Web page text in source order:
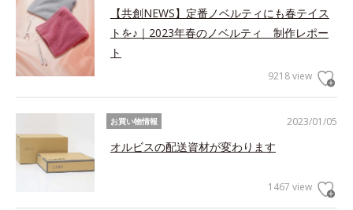
【共創NEWS】定番ノベルティにも春テイス
トを♪｜2023年春のノベルティ 制作レポー
ト
9218 view
2023/01/05
お買い物情報
オルビスの配送資材が変わります
1467 view